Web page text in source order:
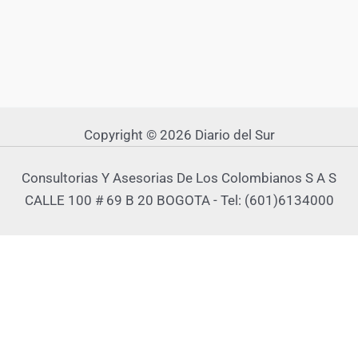
Copyright © 2026 Diario del Sur
Consultorias Y Asesorias De Los Colombianos S A S
CALLE 100 # 69 B 20 BOGOTA - Tel: (601)6134000